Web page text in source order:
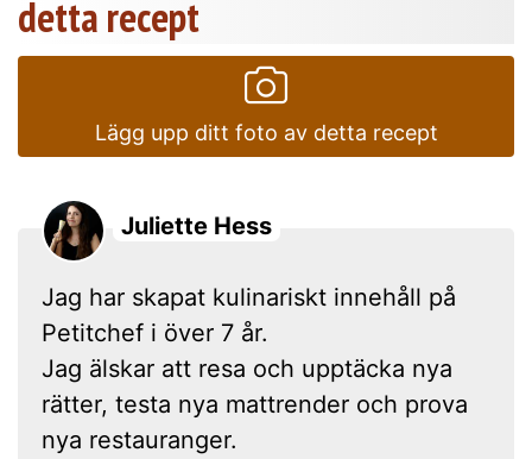
detta recept
Lägg upp ditt foto av detta recept
Juliette Hess
Jag har skapat kulinariskt innehåll på
Petitchef i över 7 år.
Jag älskar att resa och upptäcka nya
rätter, testa nya mattrender och prova
nya restauranger.